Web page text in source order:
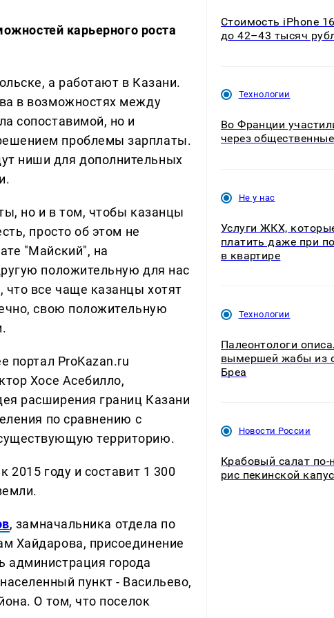
карьерного роста
а работают в Казани.
в возможностях между
сопоставимой, но и
проблемы зарплаты.
ниши для дополнительных
но и в том, чтобы казанцы
просто об этом не
"Майский", на
положительную для нас
что все чаще казанцы хотят
свою положительную
портал ProKazan.ru
Хосе Асебилло,
расширения границ Казани
по сравнению с
территорию.
2015 году и составит 1 300
, замначальника отдела по
Хайдарова, присоединение
администрация города
пункт - Васильево,
О том, что поселок
Стоимость iPhone
до 42–43 тысяч
Технологии
Во Франции
через
Не у нас
Услуги ЖКХ,
платить даже при
в квартире
Технологии
Палеонтологи
вымершей жабы из
Бреа
Новости России
Крабовый салат по-
рис пекинской